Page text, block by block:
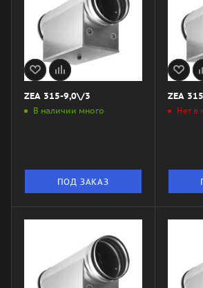
ZEA 315-9,0\/3
В наличии много
ПОД ЗАКАЗ
ZEA
Нет в